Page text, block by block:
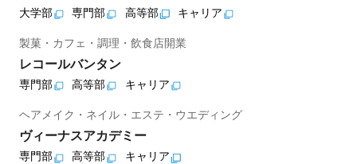
大学部 専門部 高等部 キャリア
製菓・カフェ・調理・飲食店開業
レコールバンタン
専門部 高等部 キャリア
ヘアメイク・ネイル・エステ・ウエディング
ヴィーナスアカデミー
専門部 高等部 キャリア